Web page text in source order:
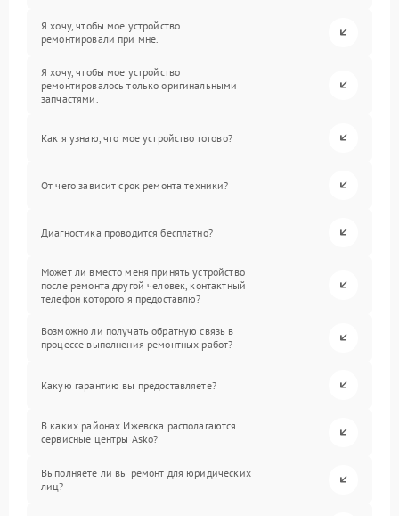
Я хочу, чтобы мое устройство
ремонтировали при мне.
Я хочу, чтобы мое устройство
ремонтировалось только оригинальными
запчастями.
Как я узнаю, что мое устройство готово?
От чего зависит срок ремонта техники?
Диагностика проводится бесплатно?
Может ли вместо меня принять устройство
после ремонта другой человек, контактный
телефон которого я предоставлю?
Возможно ли получать обратную связь в
процессе выполнения ремонтных работ?
Какую гарантию вы предоставляете?
В каких районах Ижевска располагаются
сервисные центры Asko?
Выполняете ли вы ремонт для юридических
лиц?